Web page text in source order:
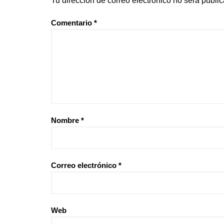
Comentario *
Nombre *
Correo electrónico *
Web